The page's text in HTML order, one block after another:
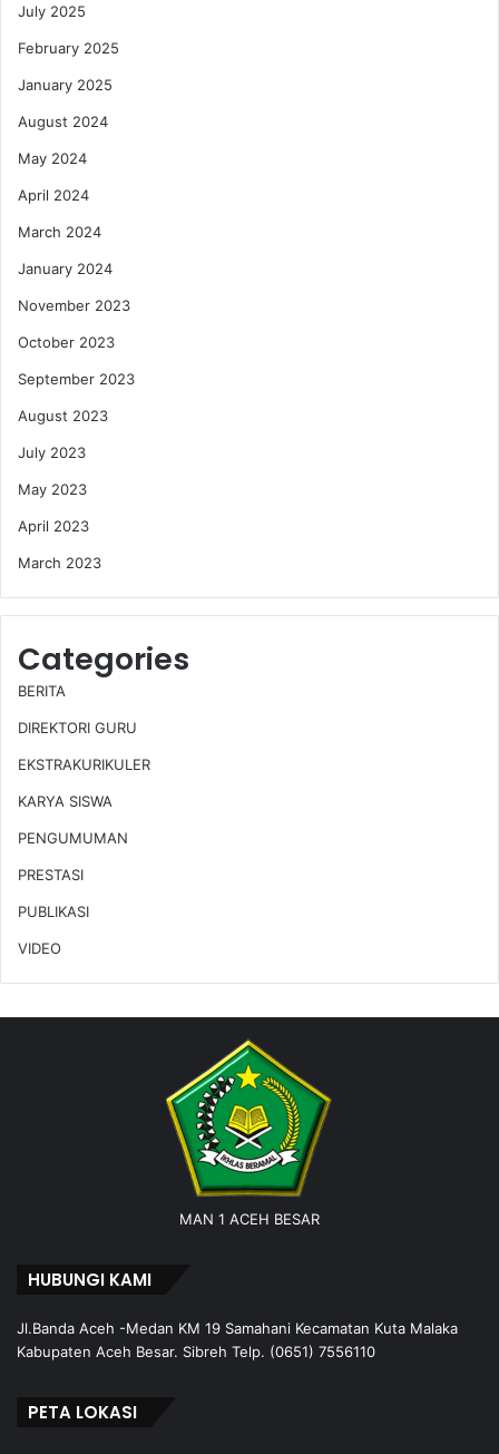
July 2025
February 2025
January 2025
August 2024
May 2024
April 2024
March 2024
January 2024
November 2023
October 2023
September 2023
August 2023
July 2023
May 2023
April 2023
March 2023
Categories
BERITA
DIREKTORI GURU
EKSTRAKURIKULER
KARYA SISWA
PENGUMUMAN
PRESTASI
PUBLIKASI
VIDEO
MAN 1 ACEH BESAR
HUBUNGI KAMI
Jl.Banda Aceh -Medan KM 19 Samahani Kecamatan Kuta Malaka
Kabupaten Aceh Besar. Sibreh Telp. (0651) 7556110
PETA LOKASI